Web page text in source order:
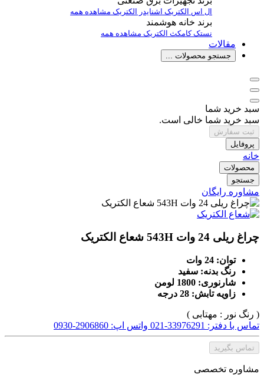
ال اس الکتریک اشنایدر الکتریک مشاهده همه
برند خانه هوشمند
نستککامکث الکتریک مشاهده همه
مقالات
جستجو محصولات ...
سبد خرید شما
سبد خرید شما خالی است.
ثبت سفارش
پروفایل
خانه
محصولات
جستجو
مشاوره رایگان
چراغ ریلی 24 وات 543H شعاع الکتریک
توان: 24 وات
رنگ بدنه: سفید
شارنوری: 1800 لومن
زاویه تابش: 28 درجه
( رنگ نور : مهتابی )
تماس با دفتر: 33976291-021
واتس اپ: 2906860-0930
تماس بگیرید
مشاوره تخصصی